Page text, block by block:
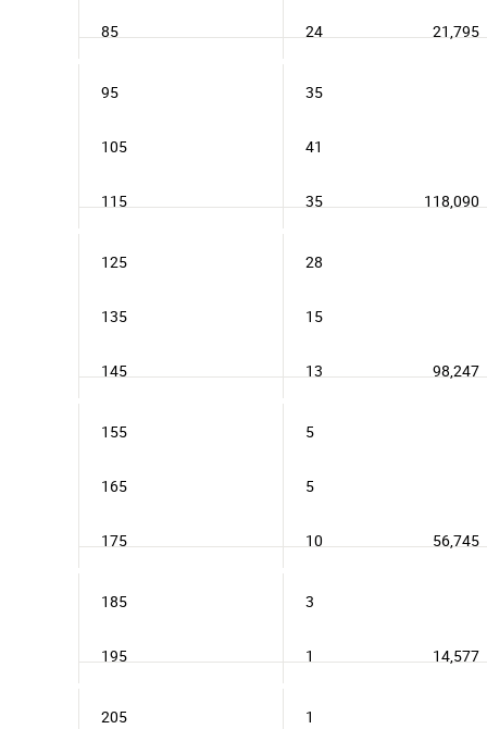
85 24 21,795
95 35
105 41
115 35 118,090
125 28
135 15
145 13 98,247
155 5
165 5
175 10 56,745
185 3
195 1 14,577
205 1